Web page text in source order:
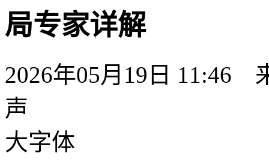
局专家详解
2026年05月19日 11:46
声
大字体